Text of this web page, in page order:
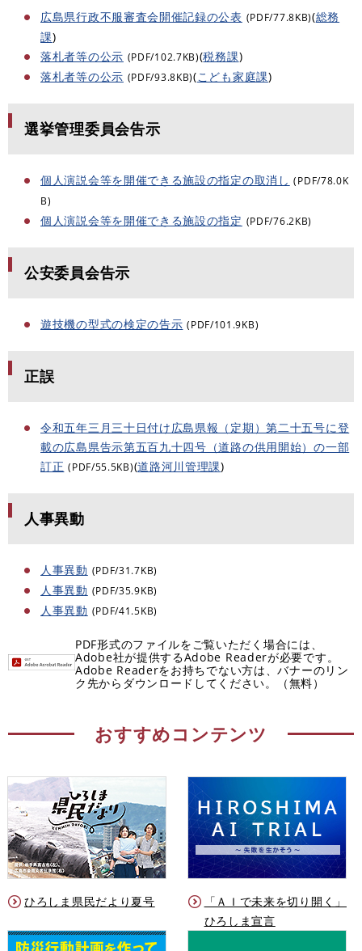
広島県行政不服審査会開催記録の公表 (PDF/77.8KB)(総務
課)
落札者等の公示 (PDF/102.7KB)(税務課)
落札者等の公示 (PDF/93.8KB)(こども家庭課)
選挙管理委員会告示
個人演説会等を開催できる施設の指定の取消し (PDF/78.0K
B)
個人演説会等を開催できる施設の指定 (PDF/76.2KB)
公安委員会告示
遊技機の型式の検定の告示 (PDF/101.9KB)
正誤
令和五年三月三十日付け広島県報（定期）第二十五号に登
載の広島県告示第五百九十四号（道路の供用開始）の一部
訂正 (PDF/55.5KB)(道路河川管理課)
人事異動
人事異動 (PDF/31.7KB)
人事異動 (PDF/35.9KB)
人事異動 (PDF/41.5KB)
PDF形式のファイルをご覧いただく場合には、
Adobe社が提供するAdobe Readerが必要です。
Adobe Readerをお持ちでない方は、バナーのリン
ク先からダウンロードしてください。（無料）
おすすめコンテンツ
ひろしま県民だより夏号
「ＡＩで未来を切り開く」
ひろしま宣言